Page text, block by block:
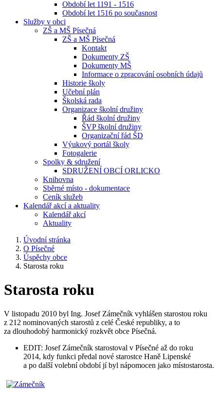
Období let 1191 - 1516
Období let 1516 po současnost
Služby v obci
ZŠ a MŠ Písečná
ZŠ a MŠ Písečná
Kontakt
Dokumenty ZŠ
Dokumenty MŠ
Informace o zpracování osobních údajů
Historie školy
Učební plán
Školská rada
Organizace školní družiny
Řád školní družiny
ŠVP školní družiny
Organizační řád ŠD
Výukový portál školy
Fotogalerie
Spolky & sdružení
SDRUŽENÍ OBCÍ ORLICKO
Knihovna
Sběrné místo - dokumentace
Ceník služeb
Kalendář akcí a aktuality
Kalendář akcí
Aktuality
Úvodní stránka
O Písečné
Úspěchy obce
Starosta roku
Starosta roku
V listopadu 2010 byl Ing. Josef Zámečník vyhlášen starostou roku
z 212 nominovaných starostů z celé České republiky, a to
za dlouhodobý harmonický rozkvět obce Písečná.
EDIT: Josef Zámečník starostoval v Písečné až do roku
2014, kdy funkci předal nové starostce Haně Lipenské
a po další volební období jí byl nápomocen jako místostarosta.